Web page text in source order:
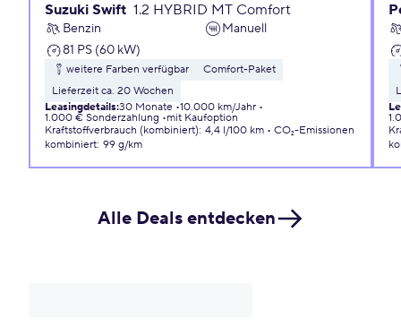
Suzuki Swift 1.2 HYBRID MT Comfort
Benzin
Manuell
81 PS (60 kW)
weitere Farben verfügbar
Comfort-Paket
Lieferzeit ca. 20 Wochen
Leasingdetails:30 Monate 10.000 km/Jahr
1.000 € Sonderzahlung
mit Kaufoption
Kraftstoffverbrauch (kombiniert): 4,4 l/100 km
CO₂-Emissionen
kombiniert: 99 g/km
Alle Deals entdecken